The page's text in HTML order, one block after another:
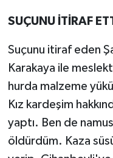
SUÇUNU İTİRAF
Suçunu itiraf eden
Karakaya ile
hurda malzeme
Kız kardeşim
yaptı. Ben de
öldürdüm. Kaza